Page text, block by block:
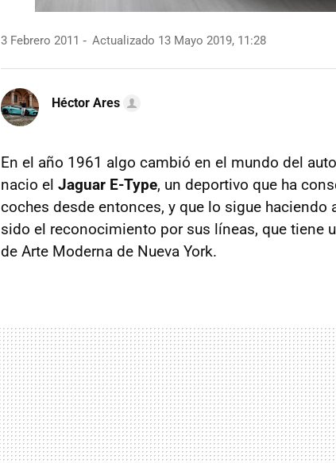
3 Febrero 2011 Actualizado 13 Mayo 2019, 11:28
Héctor Ares
En el año 1961 algo cambió en el mundo del
nacio el Jaguar E-Type, un deportivo que ha
coches desde entonces, y que lo sigue haciendo
sido el reconocimiento por sus líneas, que tiene
de Arte Moderna de Nueva York.